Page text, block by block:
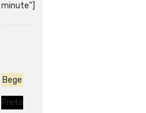
minute"]
Bege
Preto